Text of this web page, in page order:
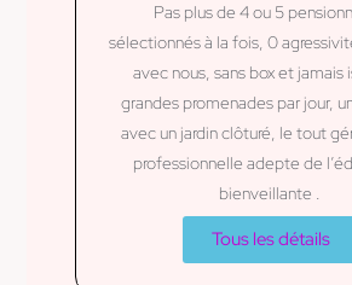
Pas plus de 4 ou 5
sélectionnés à la fois, 0
avec nous, sans box et jamais
grandes promenades par jour,
avec un jardin clôturé, le tout
professionnelle adepte de
bienveillante .
Tous les détails